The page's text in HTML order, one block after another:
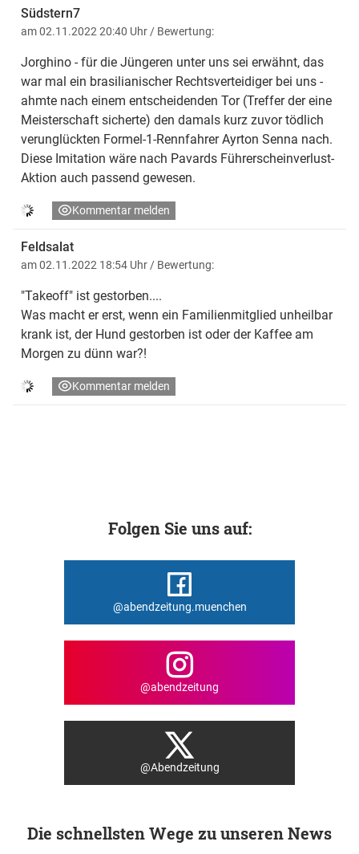
Südstern7
am 02.11.2022 20:40 Uhr/ Bewertung:
Jorghino - für die Jüngeren unter uns sei erwähnt, das
war mal ein brasilianischer Rechtsverteidiger bei uns -
ahmte nach einem entscheidenden Tor (Treffer der eine
Meisterschaft sicherte) den damals kurz zuvor tödlich
verunglückten Formel-1-Rennfahrer Ayrton Senna nach.
Diese Imitation wäre nach Pavards Führerscheinverlust-
Aktion auch passend gewesen.
Kommentar melden
Feldsalat
am 02.11.2022 18:54 Uhr/ Bewertung:
"Takeoff" ist gestorben....
Was macht er erst, wenn ein Familienmitglied unheilbar
krank ist, der Hund gestorben ist oder der Kaffee am
Morgen zu dünn war?!
Kommentar melden
Folgen Sie uns auf:
@abendzeitung.muenchen
@abendzeitung
@Abendzeitung
Die schnellsten Wege zu unseren News